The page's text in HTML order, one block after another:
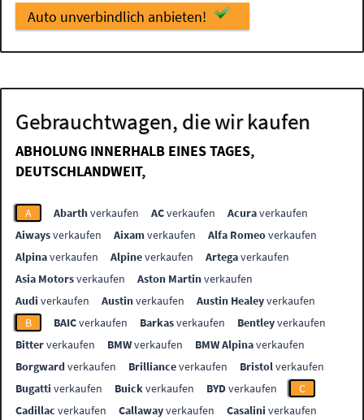
Auto unverbindlich anbieten!
Gebrauchtwagen, die wir kaufen
ABHOLUNG INNERHALB EINES TAGES,
DEUTSCHLANDWEIT,
A Abarthverkaufen ACverkaufen Acuraverkaufen
Aiwaysverkaufen Aixamverkaufen Alfa Romeoverkaufen
Alpinaverkaufen Alpineverkaufen Artegaverkaufen
Asia Motorsverkaufen Aston Martinverkaufen
Audi verkaufen Austinverkaufen Austin Healeyverkaufen
B
BAICverkaufen Barkasverkaufen Bentleyverkaufen
Bitterverkaufen BMWverkaufen BMW Alpinaverkaufen
Borgwardverkaufen Brillianceverkaufen Bristolverkaufen
Bugatti verkaufen Buickverkaufen BYDverkaufen
C
Cadillac verkaufen Callawayverkaufen Casalini verkaufen